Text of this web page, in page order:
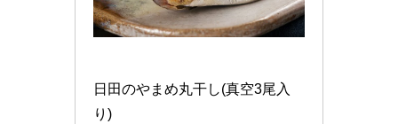
日田のやまめ丸干し(真空3尾入
り)